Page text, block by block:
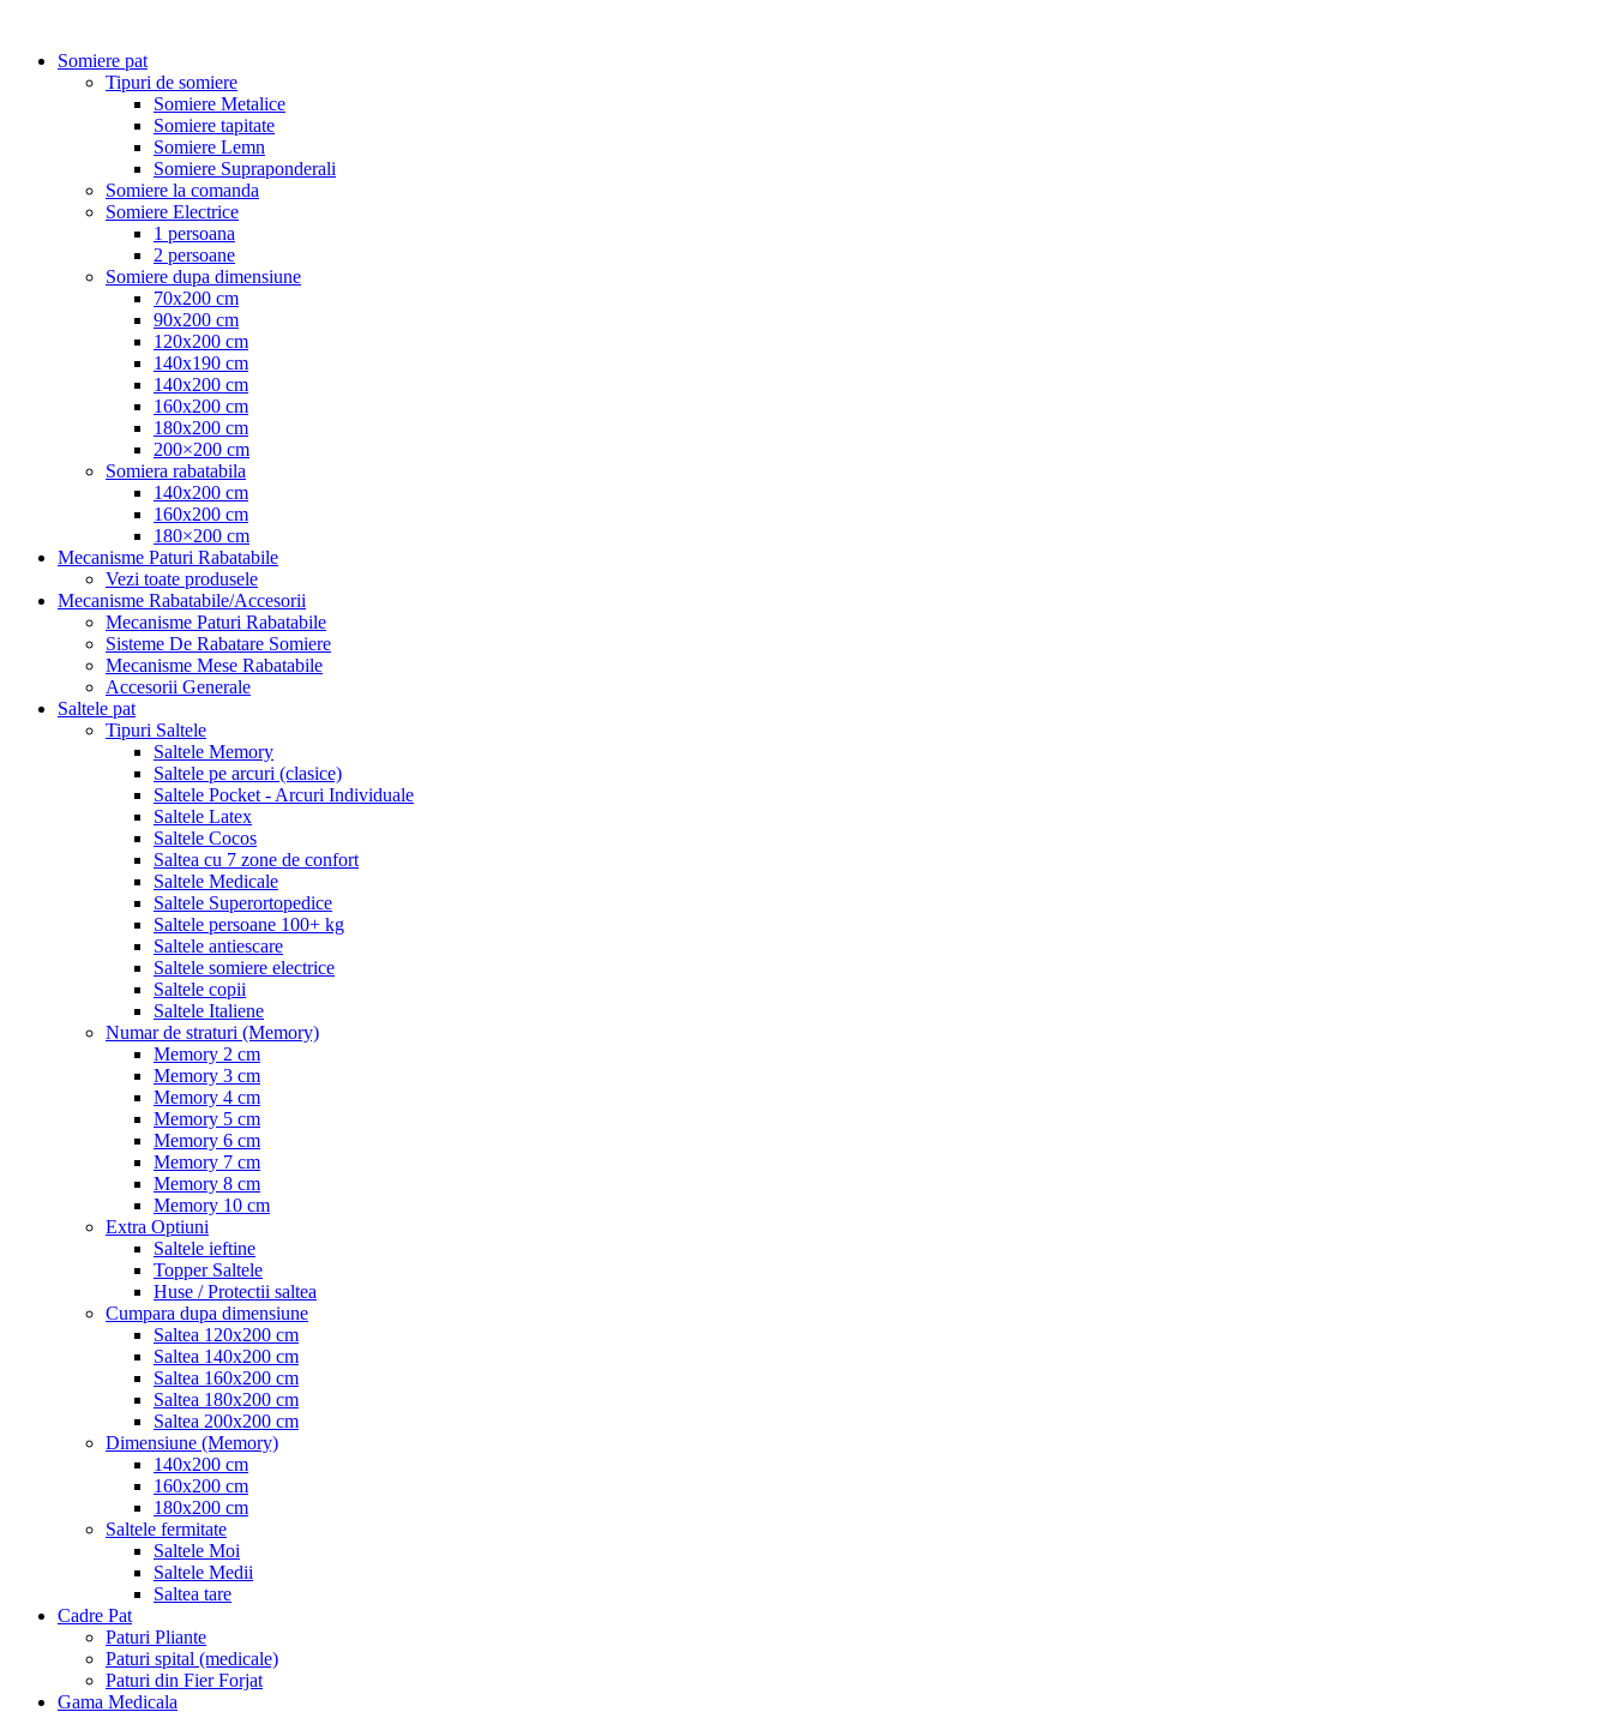
Somiere pat
Tipuri de somiere
Somiere Metalice
Somiere tapitate
Somiere Lemn
Somiere Supraponderali
Somiere la comanda
Somiere Electrice
1 persoana
2 persoane
Somiere dupa dimensiune
70x200 cm
90x200 cm
120x200 cm
140x190 cm
140x200 cm
160x200 cm
180x200 cm
200×200 cm
Somiera rabatabila
140x200 cm
160x200 cm
180×200 cm
Mecanisme Paturi Rabatabile
Vezi toate produsele
Mecanisme Rabatabile/Accesorii
Mecanisme Paturi Rabatabile
Sisteme De Rabatare Somiere
Mecanisme Mese Rabatabile
Accesorii Generale
Saltele pat
Tipuri Saltele
Saltele Memory
Saltele pe arcuri (clasice)
Saltele Pocket - Arcuri Individuale
Saltele Latex
Saltele Cocos
Saltea cu 7 zone de confort
Saltele Medicale
Saltele Superortopedice
Saltele persoane 100+ kg
Saltele antiescare
Saltele somiere electrice
Saltele copii
Saltele Italiene
Numar de straturi (Memory)
Memory 2 cm
Memory 3 cm
Memory 4 cm
Memory 5 cm
Memory 6 cm
Memory 7 cm
Memory 8 cm
Memory 10 cm
Extra Optiuni
Saltele ieftine
Topper Saltele
Huse / Protectii saltea
Cumpara dupa dimensiune
Saltea 120x200 cm
Saltea 140x200 cm
Saltea 160x200 cm
Saltea 180x200 cm
Saltea 200x200 cm
Dimensiune (Memory)
140x200 cm
160x200 cm
180x200 cm
Saltele fermitate
Saltele Moi
Saltele Medii
Saltea tare
Cadre Pat
Paturi Pliante
Paturi spital (medicale)
Paturi din Fier Forjat
Gama Medicala